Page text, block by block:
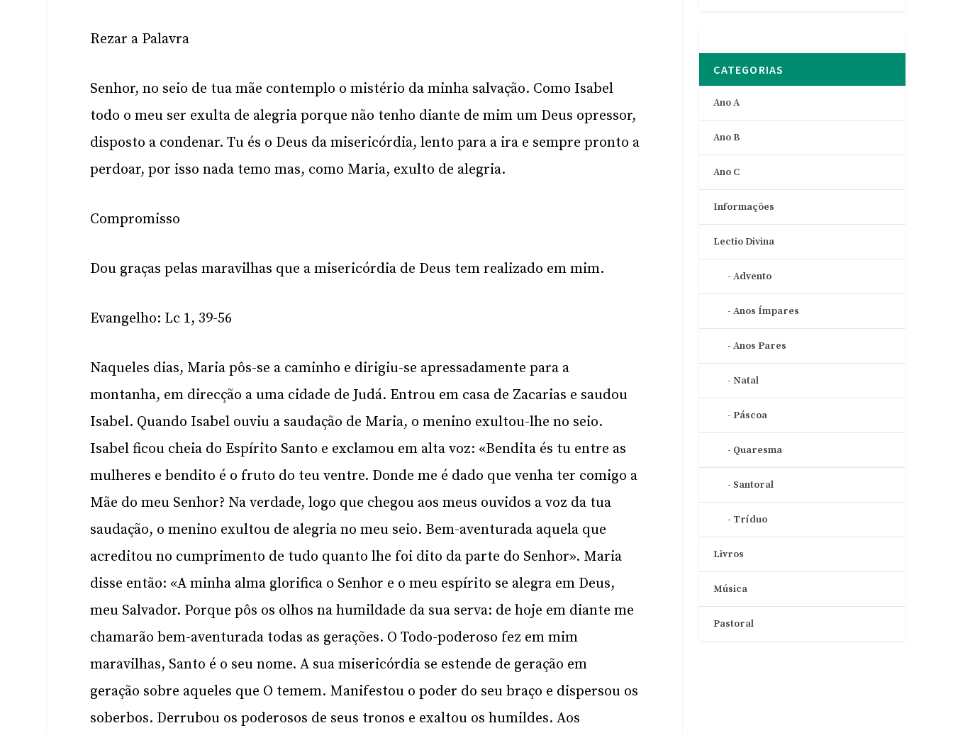
Rezar a Palavra
Senhor, no seio de tua mãe contemplo o mistério da minha salvação. Como Isabel
todo o meu ser exulta de alegria porque não tenho diante de mim um Deus opressor,
disposto a condenar. Tu és o Deus da misericórdia, lento para a ira e sempre pronto a
perdoar, por isso nada temo mas, como Maria, exulto de alegria.
Compromisso
Dou graças pelas maravilhas que a misericórdia de Deus tem realizado em mim.
Evangelho: Lc 1, 39-56
Naqueles dias, Maria pôs-se a caminho e dirigiu-se apressadamente para a
montanha, em direcção a uma cidade de Judá. Entrou em casa de Zacarias e saudou
Isabel. Quando Isabel ouviu a saudação de Maria, o menino exultou-lhe no seio.
Isabel ficou cheia do Espírito Santo e exclamou em alta voz: «Bendita és tu entre as
mulheres e bendito é o fruto do teu ventre. Donde me é dado que venha ter comigo a
Mãe do meu Senhor? Na verdade, logo que chegou aos meus ouvidos a voz da tua
saudação, o menino exultou de alegria no meu seio. Bem-aventurada aquela que
acreditou no cumprimento de tudo quanto lhe foi dito da parte do Senhor». Maria
disse então: «A minha alma glorifica o Senhor e o meu espírito se alegra em Deus,
meu Salvador. Porque pôs os olhos na humildade da sua serva: de hoje em diante me
chamarão bem-aventurada todas as gerações. O Todo-poderoso fez em mim
maravilhas, Santo é o seu nome. A sua misericórdia se estende de geração em
geração sobre aqueles que O temem. Manifestou o poder do seu braço e dispersou os
soberbos. Derrubou os poderosos de seus tronos e exaltou os humildes. Aos
CATEGORIAS
Ano A
Ano B
Ano C
Informações
Lectio Divina
Advento
Anos Ímpares
Anos Pares
Natal
Páscoa
Quaresma
Santoral
Tríduo
Livros
Música
Pastoral